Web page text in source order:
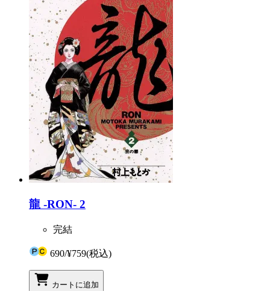
龍 -RON- 2
完結
690/¥759(税込)
カートに追加